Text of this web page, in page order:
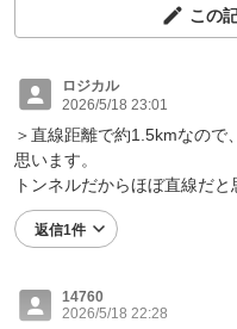
この
ロジカル
2026/5/18 23:01
＞直線距離で約1.5kmなので
思います。
トンネルだからほぼ直線だ
返信1件
14760
2026/5/18 22:28